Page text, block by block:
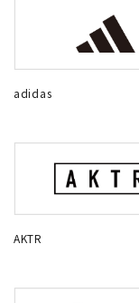
adidas
AKTR